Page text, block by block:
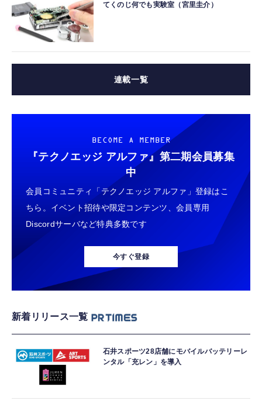
てくのじ何でも実験室（宮里圭介）
連載一覧
BECOME A MEMBER
『テクノエッジ アルファ』 第二期会員募集
中
会員コミュニティ「テクノエッジ アルファ」登録はこ
ちら。イベント招待や限定コンテンツ、会員専用
Discordサーバなど特典多数です
今すぐ登録
新着リリース一覧
石井スポーツ28店舗にモバイルバッテリーレ
ンタル「充レン」を導入